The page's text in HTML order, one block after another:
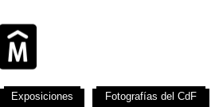
Exposiciones Fotografías del CdF